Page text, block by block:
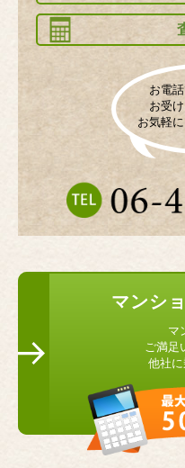
お電
お受け
お気軽に
マンシ
マ
ご満足
他社に